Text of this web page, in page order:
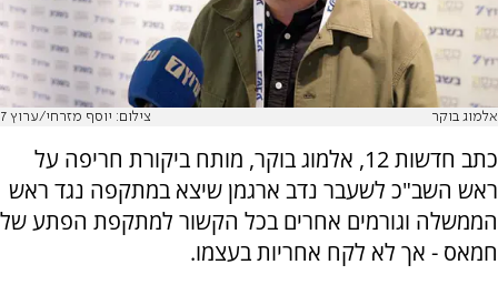
אלמוג בוקר צילום: יוסף מזרחי/ערוץ 7
כתב חדשות 12, אלמוג בוקר, מותח ביקורת חריפה על
ראש השב"כ לשעבר נדב ארגמן שיצא במתקפה נגד ראש
הממשלה וגורמים אחרים בכל הקשור למתקפת הפתע של
חמאס - אך לא לקח אחריות בעצמו.